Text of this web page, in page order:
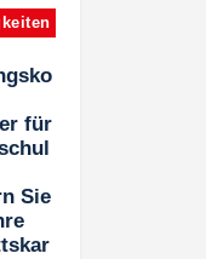
für
Sie